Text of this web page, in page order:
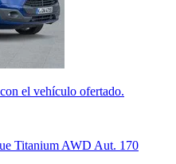
el vehículo ofertado.
Titanium AWD Aut. 170